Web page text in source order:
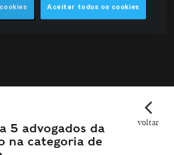
5 advogados da
na categoria de
voltar
Aceitar todos os cookies